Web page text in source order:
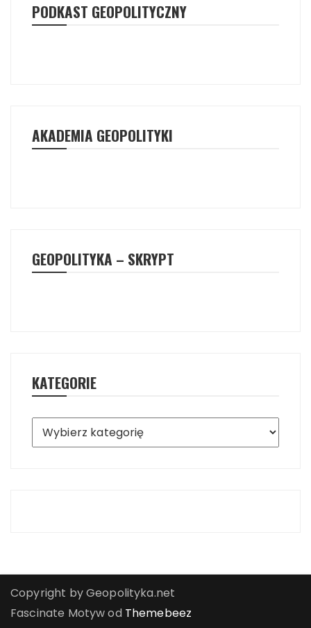
PODKAST GEOPOLITYCZNY
AKADEMIA GEOPOLITYKI
GEOPOLITYKA – SKRYPT
KATEGORIE
Kategorie
Copyright by Geopolityka.net
Fascinate Motyw od Themebeez